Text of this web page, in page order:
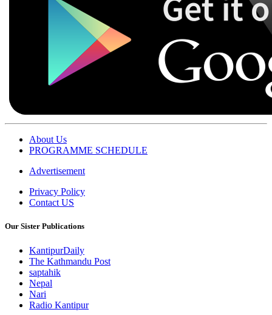
About Us
PROGRAMME SCHEDULE
Advertisement
Privacy Policy
Contact US
Our Sister Publications
KantipurDaily
The Kathmandu Post
saptahik
Nepal
Nari
Radio Kantipur